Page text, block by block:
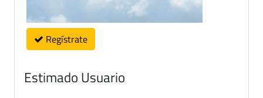
Regístrate
Estimado Usuario